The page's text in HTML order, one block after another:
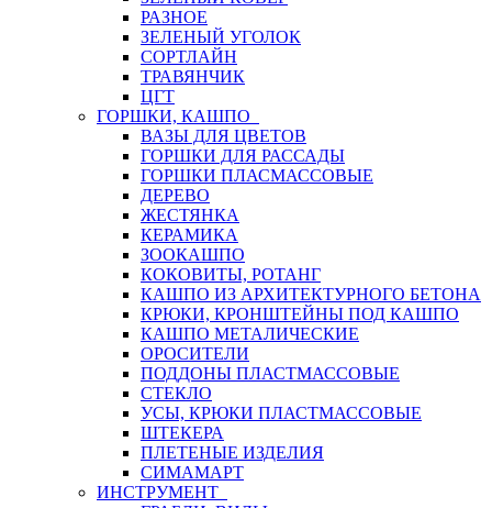
РАЗНОЕ
ЗЕЛЕНЫЙ УГОЛОК
СОРТЛАЙН
ТРАВЯНЧИК
ЦГТ
ГОРШКИ, КАШПО
ВАЗЫ ДЛЯ ЦВЕТОВ
ГОРШКИ ДЛЯ РАССАДЫ
ГОРШКИ ПЛАСМАССОВЫЕ
ДЕРЕВО
ЖЕСТЯНКА
КЕРАМИКА
ЗООКАШПО
КОКОВИТЫ, РОТАНГ
КАШПО ИЗ АРХИТЕКТУРНОГО БЕТОНА
КРЮКИ, КРОНШТЕЙНЫ ПОД КАШПО
КАШПО МЕТАЛИЧЕСКИЕ
ОРОСИТЕЛИ
ПОДДОНЫ ПЛАСТМАССОВЫЕ
СТЕКЛО
УСЫ, КРЮКИ ПЛАСТМАССОВЫЕ
ШТЕКЕРА
ПЛЕТЕНЫЕ ИЗДЕЛИЯ
СИМАМАРТ
ИНСТРУМЕНТ